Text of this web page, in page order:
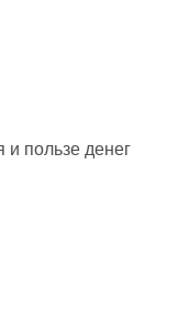
и пользе денег